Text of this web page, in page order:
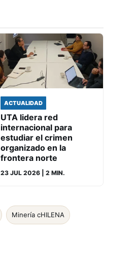
ACTUALIDAD
UTA lidera red
internacional para
estudiar el crimen
organizado en la
frontera norte
23 JUL 2026 | 2 MIN.
Minería cHILENA